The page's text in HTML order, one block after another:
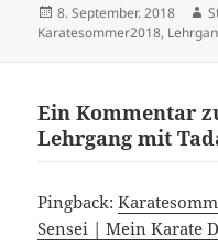
Veröffentlicht
am
8. September. 2018
Karatesommer2018,
Ein Kommentar
Lehrgang mit
Pingback:
Sensei | Mein Karate